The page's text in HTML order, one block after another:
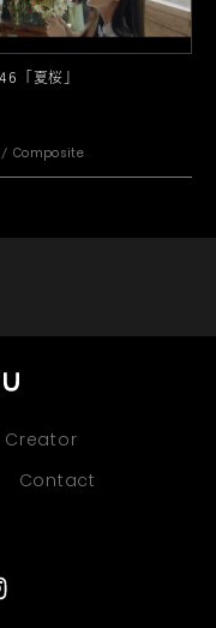
「夏桜」
Composite
Creator
Contact